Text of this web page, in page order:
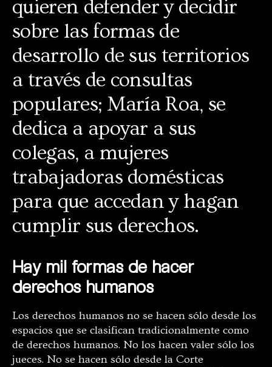
quieren defender y decidir
sobre las formas de
desarrollo de sus territorios
a través de consultas
populares; María Roa, se
dedica a apoyar a sus
colegas, a mujeres
trabajadoras domésticas
para que accedan y hagan
cumplir sus derechos.
Hay mil formas de hacer
derechos humanos
Los derechos humanos no se hacen sólo desde los
espacios que se clasifican tradicionalmente como
de derechos humanos. No los hacen valer sólo los
jueces. No se hacen sólo desde la Corte